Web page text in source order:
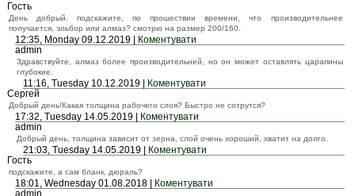
Гость
День добрый. подскажите, по прошествии времени, что производительнее
получается, эльбор или алмаз? смотрю на размер 200/160.
12:35, Monday 09.12.2019 |
Коментувати
admin
Здравствуйте, алмаз более производительней, но он может оставлять царапины
глубокие.
11:16, Tuesday 10.12.2019 |
Коментувати
Сергей
Добрый день!Какая толщина рабочего слоя? Быстро не сотрутся?
17:32, Tuesday 14.05.2019 |
Коментувати
admin
Добрый день, толщина зависит от зерна, слой очень хороший, хватит на долго.
21:03, Tuesday 14.05.2019 |
Коментувати
Гость
подскажите, а сам бланк, дюраль?
18:01, Wednesday 01.08.2018 |
Коментувати
admin